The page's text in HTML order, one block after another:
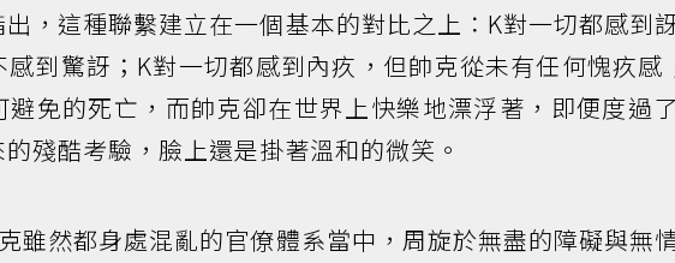
，這種聯繫建立在一個基本的對比之上：K對一切都感到
到驚訝；K對一切都感到內疚，但帥克從未有任何愧疚感
避免的死亡，而帥克卻在世界上快樂地漂浮著，即便度過
殘酷考驗，臉上還是掛著溫和的微笑。
雖然都身處混亂的官僚體系當中，周旋於無盡的障礙與無